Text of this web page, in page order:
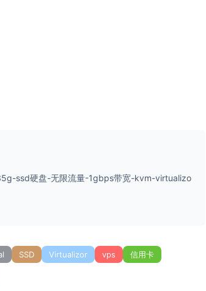
ssd硬盘-无限流量-1gbps带宽-kvm-virtualizo
SSD Virtualizor vps
信用卡